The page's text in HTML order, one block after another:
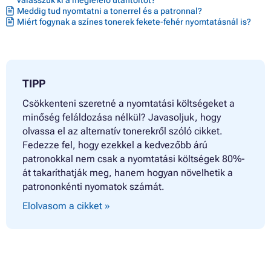
Meddig tud nyomtatni a tonerrel és a patronnal?
Miért fogynak a színes tonerek fekete-fehér nyomtatásnál is?
TIPP
Csökkenteni szeretné a nyomtatási költségeket a
minőség feláldozása nélkül? Javasoljuk, hogy
olvassa el az alternatív tonerekről szóló cikket.
Fedezze fel, hogy ezekkel a kedvezőbb árú
patronokkal nem csak a nyomtatási költségek 80%-
át takaríthatják meg, hanem hogyan növelhetik a
patrononkénti nyomatok számát.
Elolvasom a cikket »